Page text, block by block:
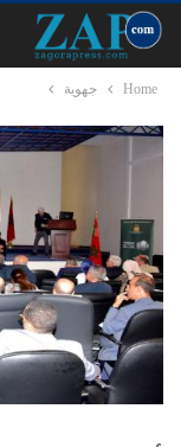
Home جهوية